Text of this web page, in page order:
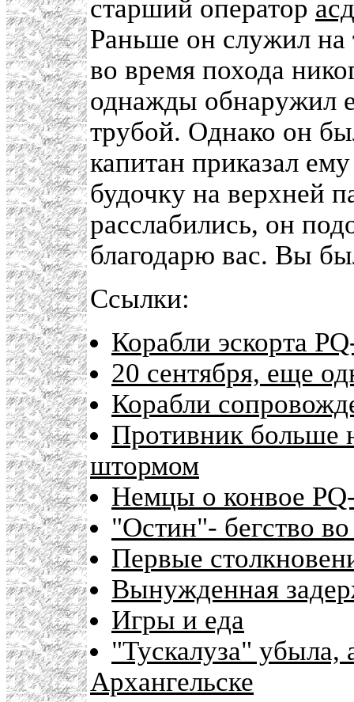
старший оператор
Раньше он служил на
во время похода
однажды обнаружил
трубой. Однако он
капитан приказал
будочку на верхней
расслабились, он
благодарю вас. Вы
Ссылки:
Корабли эскорта
20 сентября, еще
Корабли
Противник больше
штормом
Немцы о конвое
"Остин"- бегство
Первые
Вынужденная
Игры и еда
"Тускалуза" убыла,
Архангельске